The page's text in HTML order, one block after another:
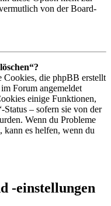
von der Board-
Cookies, die phpBB erstellt
Forum angemeldet
einige Funktionen,
Status – sofern sie von der
Wenn du Probleme
kann es helfen, wenn du
-einstellungen